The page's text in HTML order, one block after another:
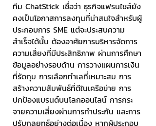
ทีม ChatStick เชื่อว่า ธุรกิจแฟรนไชส์ยัง
คงเป็นโอกาสการลงทุนที่น่าสนใจสำหรับผู้
ประกอบการ SME แต่จะประสบความ
สำเร็จได้นั้น ต้องอาศัยการบริหารจัดการ
ความเสี่ยงที่มีประสิทธิภาพ ผ่านการศึกษา
ข้อมูลอย่างรอบด้าน การวางแผนการเงิน
ที่รัดกุม การเลือกทำเลที่เหมาะสม การ
สร้างความสัมพันธ์ที่ดีในเครือข่าย การ
ปกป้องแบรนด์บนโลกออนไลน์ การกระ
จายความเสี่ยงผ่านการทำประกัน และการ
ปรับกลยุทธ์อย่างต่อเนื่อง หากผู้ประกอบ